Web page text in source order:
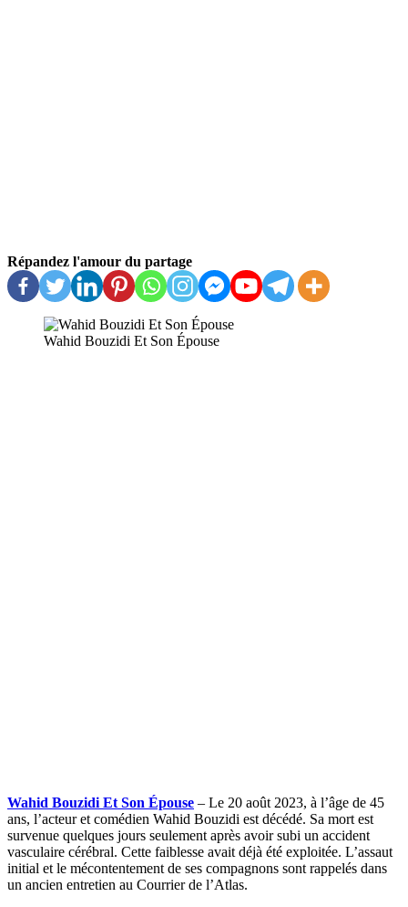
Répandez l'amour du partage
Wahid Bouzidi Et Son Épouse
Wahid Bouzidi Et Son Épouse – Le 20 août 2023, à l’âge de 45
ans, l’acteur et comédien Wahid Bouzidi est décédé. Sa mort est
survenue quelques jours seulement après avoir subi un accident
vasculaire cérébral. Cette faiblesse avait déjà été exploitée. L’assaut
initial et le mécontentement de ses compagnons sont rappelés dans
un ancien entretien au Courrier de l’Atlas.